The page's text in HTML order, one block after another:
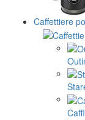
Caffettiere